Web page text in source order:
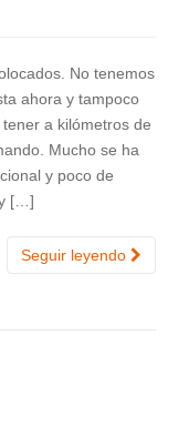
No tenemos
ahora y tampoco
a kilómetros de
Mucho se ha
y poco de
[…]
Seguir leyendo